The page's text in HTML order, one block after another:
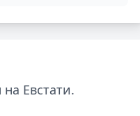
Евстати.